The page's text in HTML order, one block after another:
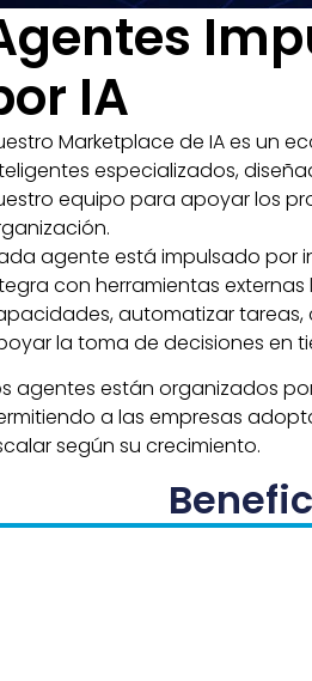
IA
Marketplace de IA es un
especializados,
equipo para apoyar los
agente está impulsado por
con herramientas externas
automatizar tareas,
la toma de decisiones en
agentes están organizados
a las empresas
según su crecimiento.